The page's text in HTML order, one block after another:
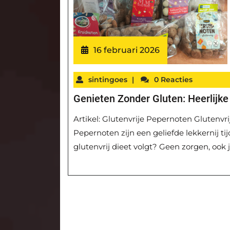
16 februari 2026
sintingoes | 0 Reacties
Genieten Zonder Gluten:
Artikel: Glutenvrije Pepernoten
Pepernoten zijn een geliefde lekkernij
glutenvrij dieet volgt? Geen zorgen,